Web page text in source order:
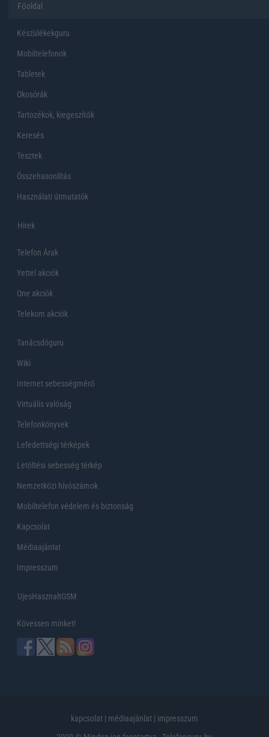
Főoldal
Készülékekguru
Mobiltelefonok
Tabletek
Okosórák
Tartozékok, kiegeszítők
Keresés
Tesztek
Összehasonlítás
Használati útmutatók
Hirek
Telefon Árak
Yettel akciók
One akciók
Telekom akciók
Tanácsdóguru
Wiki
Internet sebességmérő
Virtuális valóság
Telefonkönyvek
Lefedettségi térképek
Letöltési sebesség térkép
Nemzetközi hívószámok
Mobiltelefon védelem és biztonság
Kapcsolat
Médiaajánlat
Impresszum
UjesHasznaltGSM
Kövessen minket!
kapcsolat | médiaajánlat | impresszum